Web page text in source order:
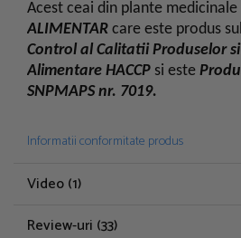
Acest ceai din plante medicinale
ALIMENTAR care este produs
Control al Calitatii Produselor
Alimentare HACCP si este
SNPMAPS nr. 7019.
Informatii conformitate produs
Video(1)
Review-uri (33)